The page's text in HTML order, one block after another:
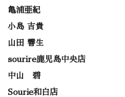
亀浦亜紀
小島 吉貴
山田 響生
sourire鹿児島中央店
中山 碧
Sourie和白店